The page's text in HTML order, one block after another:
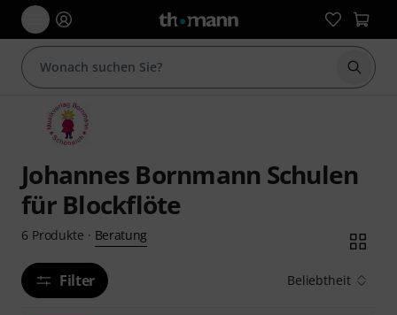
Suche
Johannes Bornmann Schulen
für Blockflöte
6 Produkte · Beratung
Filter Beliebtheit